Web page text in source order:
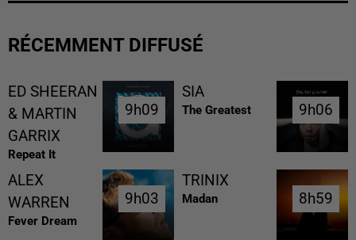
RÉCEMMENT DIFFUSÉ
ED SHEERAN
& MARTIN
GARRIX
Repeat It
9h09
9h09
SIA
The Greatest 9h06
9h06
ALEX
WARREN
Fever Dream
9h03
9h03
TRINIX
Madan 8h59
8h59